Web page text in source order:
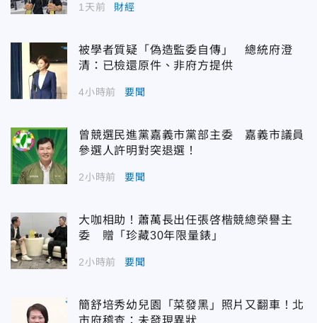
1天前 財經
被學者質疑「偽造監委自傳」 總統府澄
清：已檢還原件、非府方提供
4小時前 要聞
曾競選民進黨嘉義市黨部主委 嘉義市議員
參選人許明對突退選！
2小時前 要聞
大咖相助！蕭萬長出任張啓楷競總榮譽主
委 贈「珍藏30年限量錶」
2小時前 要聞
簡舒培秀幼兒園「菜發黑」照片又翻車！北
市府稽查：未發現異狀